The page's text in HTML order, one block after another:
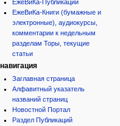
ЕжеВиКа-Публикации
ЕжеВиКа-Книги (бумажные и
электронные), аудиокурсы,
комментарии к недельным
разделам Торы, текущие
статьи
навигация
Заглавная страница
Алфавитный указатель
названий страниц
Новостной Портал
Раздел Публикаций